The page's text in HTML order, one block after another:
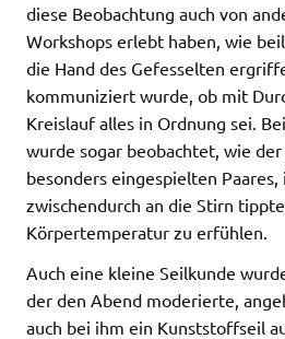
diese Beobachtung auch von
Workshops erlebt haben, wie
die Hand des Gefesselten
kommuniziert wurde, ob mit
Kreislauf alles in Ordnung sei.
wurde sogar beobachtet, wie
besonders eingespielten
zwischendurch an die Stirn
Körpertemperatur zu erfühlen.
Auch eine kleine Seilkunde
der den Abend moderierte,
auch bei ihm ein Kunststoffseil